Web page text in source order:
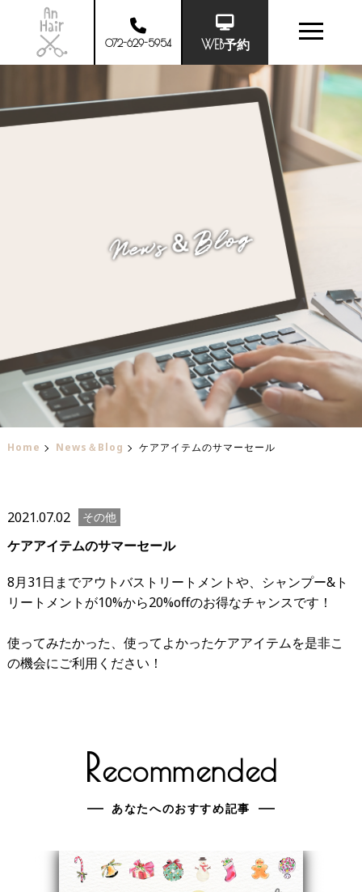
072-629-5954 WEB予約
News＆Blog
Home News＆Blog ケアアイテムのサマーセール
2021.07.02 その他
ケアアイテムのサマーセール
8月31日までアウトバストリートメントや、シャンプー&ト
リートメントが10%から20%offのお得なチャンスです！
使ってみたかった、使ってよかったケアアイテムを是非こ
の機会にご利用ください！
Recommended
あなたへのおすすめ記事